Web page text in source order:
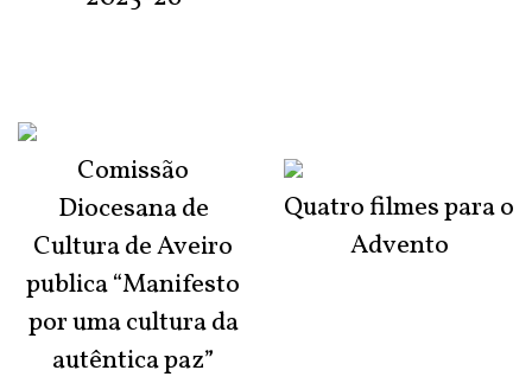
Comissão
Diocesana de
Cultura de Aveiro
publica “Manifesto
por uma cultura da
autêntica paz”
Quatro filmes para o
Advento